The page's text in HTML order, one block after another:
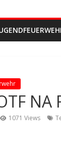
NA
1071 Views